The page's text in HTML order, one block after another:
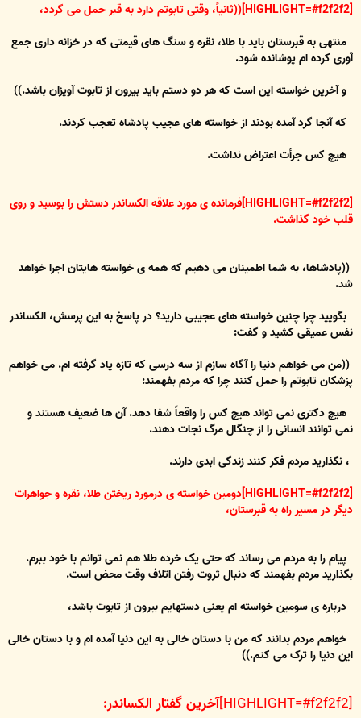
[HIGHLIGHT=#f2f2f2]((ثانیاً، وقتی تابوتم دارد به قبر حمل می گردد،
منتهی به قبرستان باید با طلا، نقره و سنگ های قیمتی که در خزانه داری جمع
آوری کرده ام پوشانده شود.
و آخرین خواسته این است که هر دو دستم باید بیرون از تابوت آویزان باشد.))
که آنجا گرد آمده بودند از خواسته های عجیب پادشاه تعجب کردند.
هیچ کس جرأت اعتراض نداشت.
[HIGHLIGHT=#f2f2f2]فرمانده ی مورد علاقه الکساندر دستش را بوسید و روی
قلب خود گذاشت.
((پادشاها، به شما اطمینان می دهیم که همه ی خواسته هایتان اجرا خواهد
شد.
بگویید چرا چنین خواسته های عجیبی دارید؟ در پاسخ به این پرسش، الکساندر
نفس عمیقی کشید و گفت:
((من می خواهم دنیا را آگاه سازم از سه درسی که تازه یاد گرفته ام. می خواهم
پزشکان تابوتم را حمل کنند چرا که مردم بفهمند:
هیچ دکتری نمی تواند هیچ کس را واقعاً شفا دهد. آن ها ضعیف هستند و
نمی توانند انسانی را از چنگال مرگ نجات دهند.
، نگذارید مردم فکر کنند زندگی ابدی دارند.
[HIGHLIGHT=#f2f2f2]دومین خواسته ی درمورد ریختن طلا، نقره و جواهرات
دیگر در مسیر راه به قبرستان،
پیام را به مردم می رساند که حتی یک خرده طلا هم نمی توانم با خود ببرم.
بگذارید مردم بفهمند که دنبال ثروت رفتن اتلاف وقت محض است.
درباره ی سومین خواسته ام یعنی دستهایم بیرون از تابوت باشد،
خواهم مردم بدانند که من با دستان خالی به این دنیا آمده ام و با دستان خالی
این دنیا را ترک می کنم.))
[HIGHLIGHT=#f2f2f2] آخرین گفتار الکساندر: